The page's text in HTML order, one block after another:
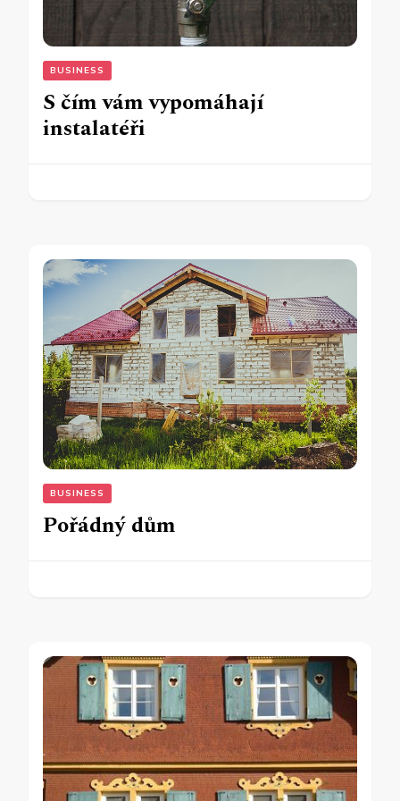
BUSINESS
S čím vám vypomáhají
instalatéři
BUSINESS
Pořádný dům